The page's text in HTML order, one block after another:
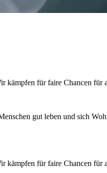
kämpfen für faire Chancen für
gut leben und sich
kämpfen für faire Chancen für